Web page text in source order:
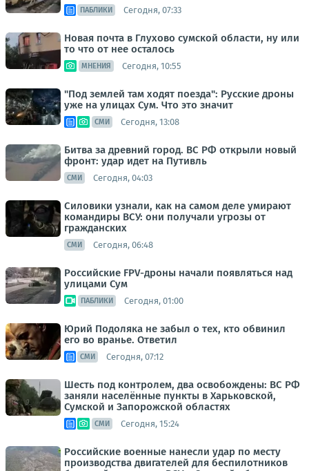
ПАБЛИКИ Сегодня, 07:33
Новая почта в Глухово сумской области, ну или
то что от нее осталось
МНЕНИЯ Сегодня, 10:55
"Под землей там ходят поезда": Русские дроны
уже на улицах Сум. Что это значит
СМИ Сегодня, 13:08
Битва за древний город. ВС РФ открыли новый
фронт: удар идет на Путивль
СМИ Сегодня, 04:03
Силовики узнали, как на самом деле умирают
командиры ВСУ: они получали угрозы от
гражданских
СМИ Сегодня, 06:48
Российские FPV-дроны начали появляться над
улицами Сум
ПАБЛИКИ Сегодня, 01:00
Юрий Подоляка не забыл о тех, кто обвинил
его во вранье. Ответил
СМИ Сегодня, 07:12
Шесть под контролем, два освобождены: ВС РФ
заняли населённые пункты в Харьковской,
Сумской и Запорожской областях
СМИ Сегодня, 15:24
Российские военные нанесли удар по месту
производства двигателей для беспилотников